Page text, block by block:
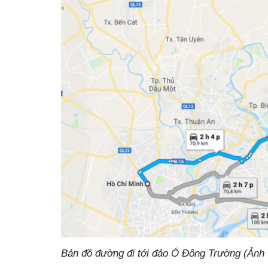
Bản đồ đường đi tới đảo Ó Đông Trường (Ảnh